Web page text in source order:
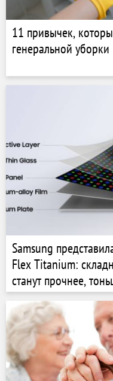
11 привычек,
генеральной уборки
Samsung
Flex Titanium:
станут прочнее,
избавятся от